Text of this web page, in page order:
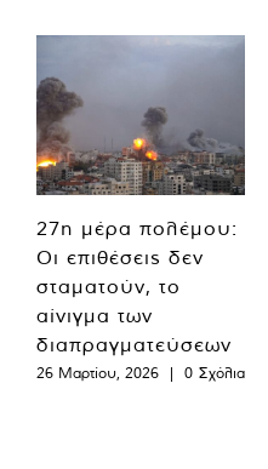
27η μέρα πολέμου:
Οι επιθέσεις δεν
σταματούν, το
αίνιγμα των
διαπραγματεύσεων
26 Μαρτίου, 2026 | 0 Σχόλια